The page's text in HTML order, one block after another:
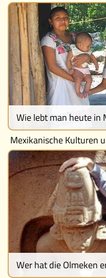
Wie lebt man heute in
Mexikanische Kulturen
Wer hat die Olmeken